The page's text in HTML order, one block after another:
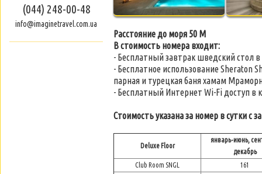
(044) 248-00-48
info@imaginetravel.com.ua
Расстояние до моря 50 M
В стоимость номера входит:
- Бесплатный завтрак шведский стол
- Бесплатное использование
парная и турецкая баня хамам
- Бесплатный Интернет Wi-Fi доступ в
Стоимость указана за номер в сутки с
Deluxe Floor
январь-июнь,
декабрь
Club Room SNGL
161